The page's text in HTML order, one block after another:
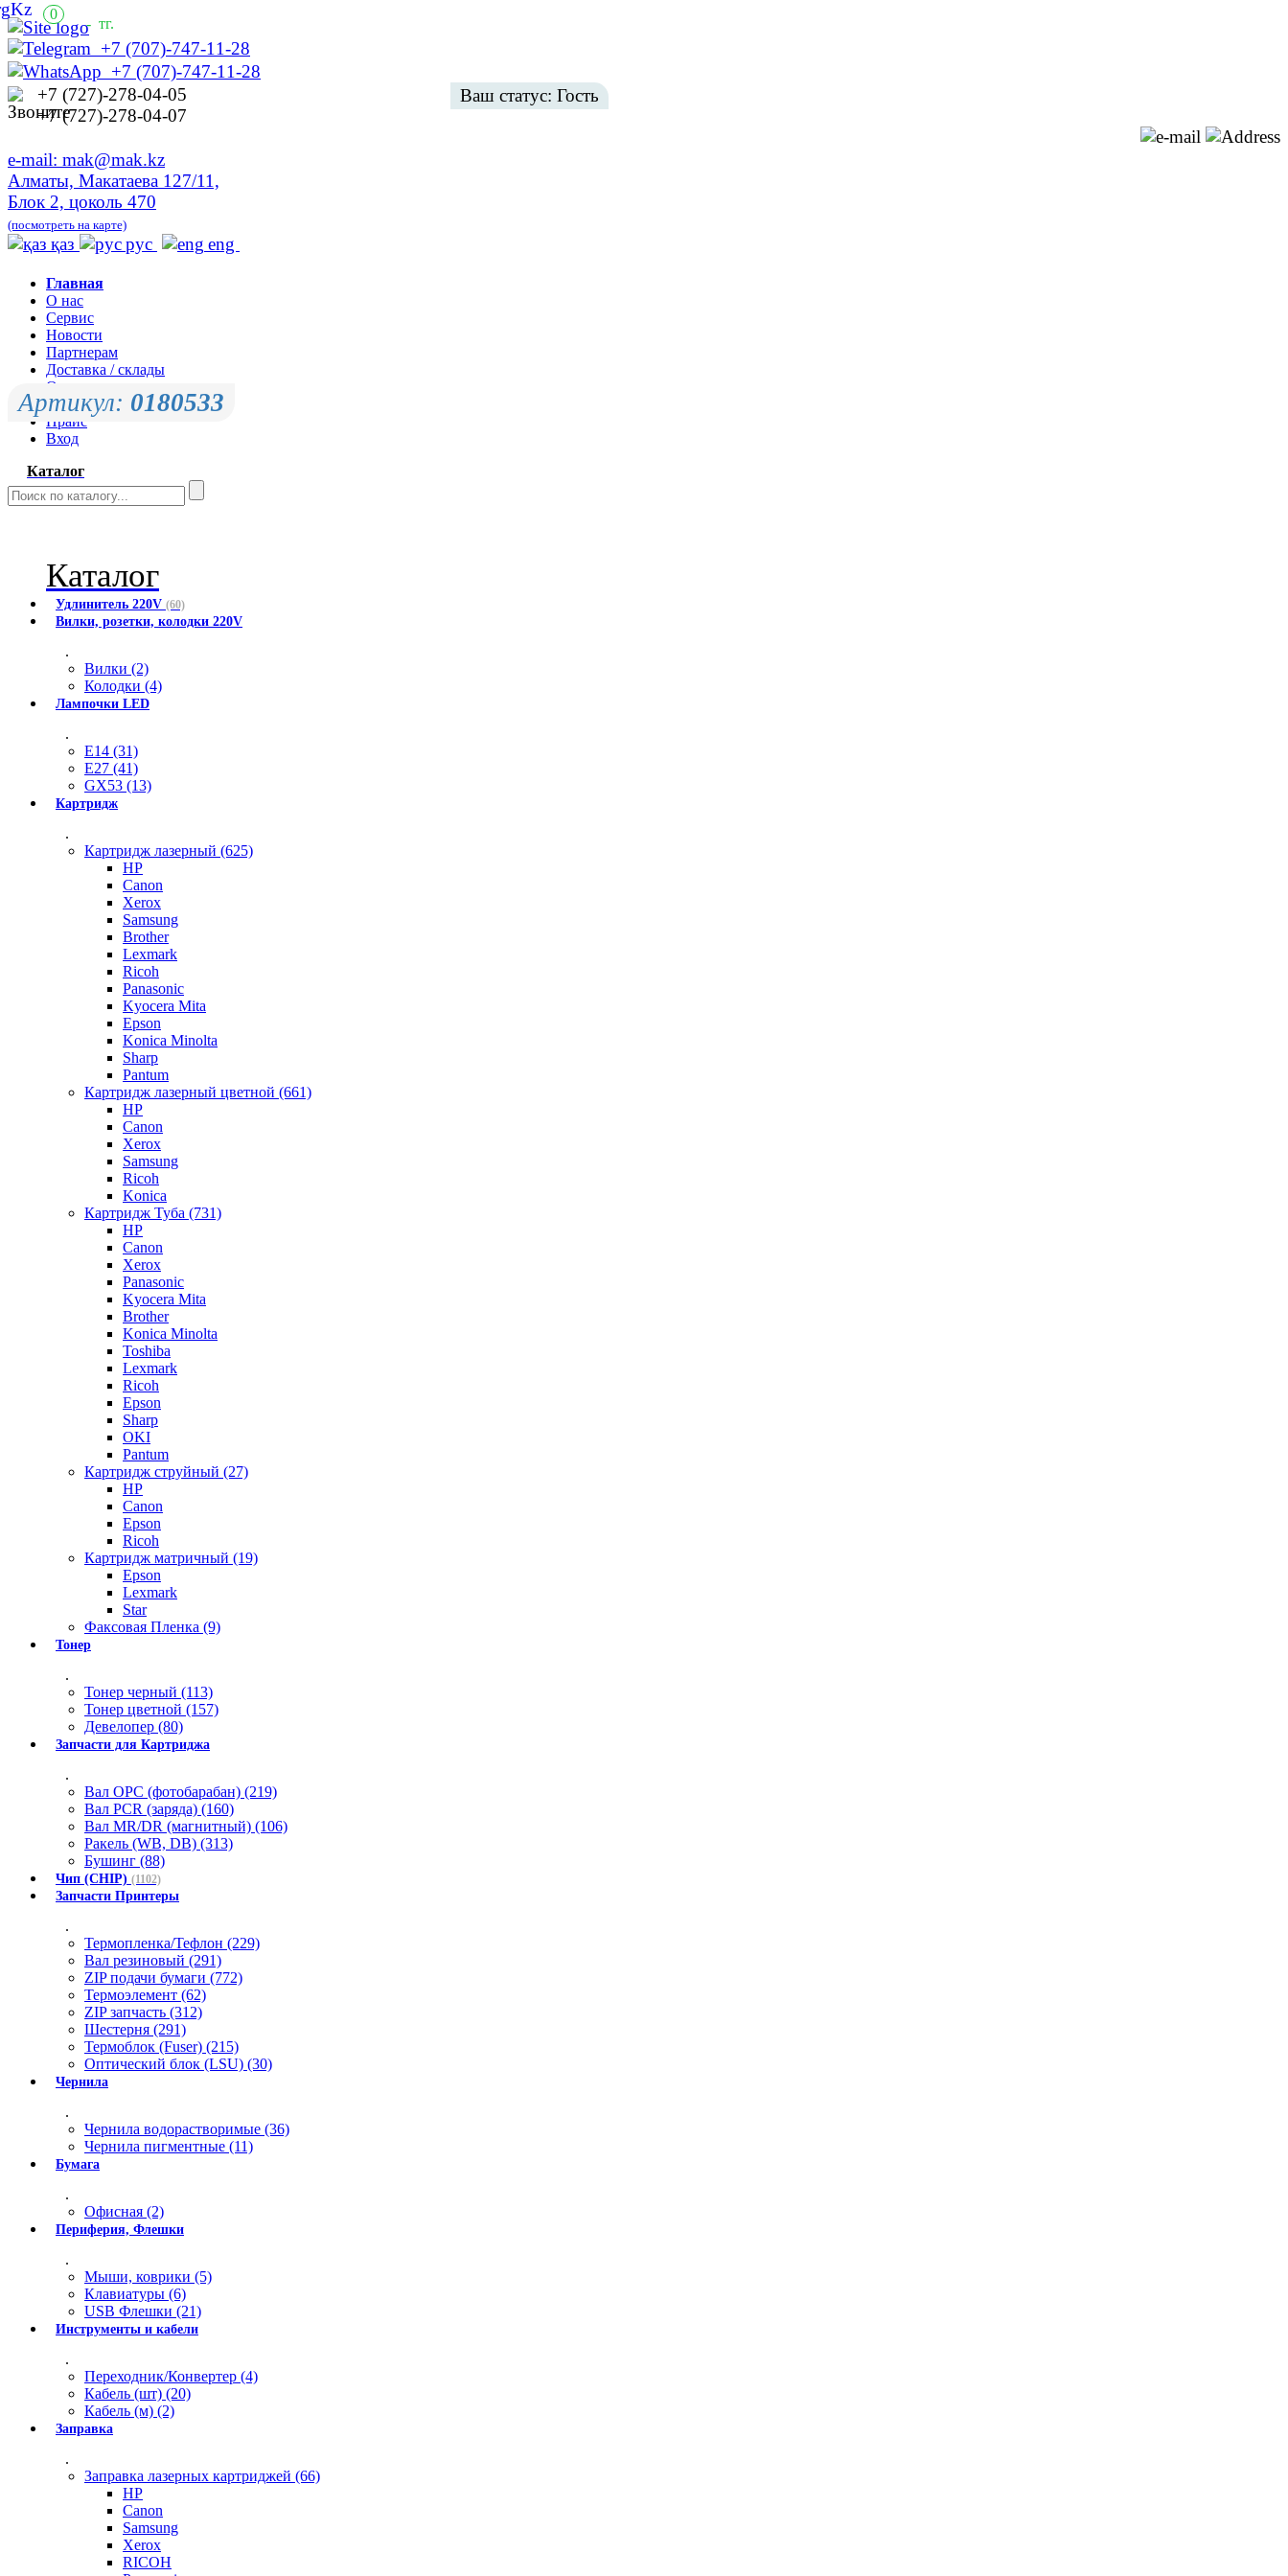
+7 (707)-747-11-28
+7 (707)-747-11-28
+7 (727)-278-04-05
+7 (727)-278-04-07
e-mail: mak@mak.kz
Алматы, Макатаева 127/11,
Блок 2, цоколь 470
(посмотреть на карте)
рус
қаз eng
Ваш статус: Гость
Главная
О нас
Сервис
Новости
Партнерам
Доставка / склады
Оплата
Контакты
Прайс
Вход
Каталог
0
- тг.
Каталог
Удлинитель 220V (60)
Вилки, розетки, колодки 220V
.
Вилки (2)
Колодки (4)
Лампочки LED
.
E14 (31)
E27 (41)
GX53 (13)
Картридж
.
Картридж лазерный (625)
HP
Canon
Xerox
Samsung
Brother
Lexmark
Ricoh
Panasonic
Kyocera Mita
Epson
Konica Minolta
Sharp
Pantum
Картридж лазерный цветной (661)
HP
Canon
Xerox
Samsung
Ricoh
Konica
Картридж Туба (731)
HP
Canon
Xerox
Panasonic
Kyocera Mita
Brother
Konica Minolta
Toshiba
Lexmark
Ricoh
Epson
Sharp
OKI
Pantum
Картридж струйный (27)
HP
Canon
Epson
Ricoh
Картридж матричный (19)
Epson
Lexmark
Star
Факсовая Пленка (9)
Тонер
.
Тонер черный (113)
Тонер цветной (157)
Девелопер (80)
Запчасти для Картриджа
.
Вал OPC (фотобарабан) (219)
Вал PCR (заряда) (160)
Вал MR/DR (магнитный) (106)
Ракель (WB, DB) (313)
Бушинг (88)
Чип (CHIP) (1102)
Запчасти Принтеры
.
Термопленка/Тефлон (229)
Вал резиновый (291)
ZIP подачи бумаги (772)
Термоэлемент (62)
ZIP запчасть (312)
Шестерня (291)
Термоблок (Fuser) (215)
Оптический блок (LSU) (30)
Чернила
.
Чернила водорастворимые (36)
Чернила пигментные (11)
Бумага
.
Офисная (2)
Периферия, Флешки
.
Мыши, коврики (5)
Клавиатуры (6)
USB Флешки (21)
Инструменты и кабели
.
Переходник/Конвертер (4)
Кабель (шт) (20)
Кабель (м) (2)
Заправка
.
Заправка лазерных картриджей (66)
HP
Canon
Samsung
Xerox
RICOH
Артикул: 0180533